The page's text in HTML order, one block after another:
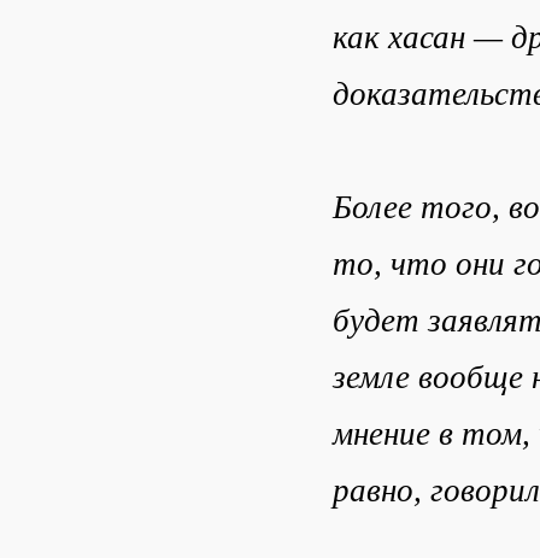
как хасан —
Более того,
то, что они
будет
земле вообще
мнение в
равно,